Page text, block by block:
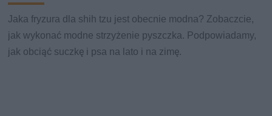
Jaka fryzura dla shih tzu jest obecnie modna? Zobaczcie,
jak wykonać modne strzyżenie pyszczka. Podpowiadamy,
jak obciąć suczkę i psa na lato i na zimę.